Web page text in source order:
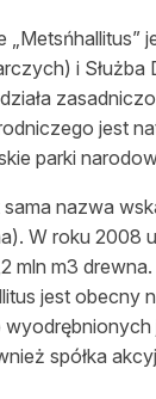
„Metsńhallitus”
i
jest
parki
sama nazwa
W roku 2008
mln m3
jest obecny
spółka